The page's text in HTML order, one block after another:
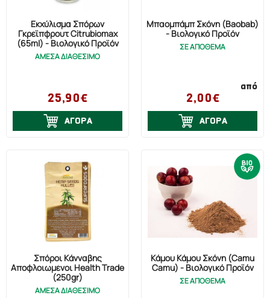
Εκχύλισμα Σπόρων
Γκρέϊπφρουτ Citrubiomax
(65ml) - Βιολογικό Προϊόν
ΑΜΕΣΑ ΔΙΑΘΕΣΙΜΟ
25,90€
ΑΓΟΡΑ
Μπαομπάμπ Σκόνη (Baobab)
- Βιολογικό Προϊόν
ΣΕ ΑΠΟΘΕΜΑ
από
2,00€
ΑΓΟΡΑ
Σπόροι Κάνναβης
Αποφλοιωμένοι Health Trade
(250gr)
ΑΜΕΣΑ ΔΙΑΘΕΣΙΜΟ
Κάμου Κάμου Σκόνη (Camu
Camu) - Βιολογικό Προϊόν
ΣΕ ΑΠΟΘΕΜΑ